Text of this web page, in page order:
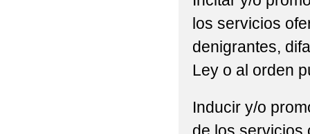
los servicios
denigrantes,
Ley o al orden
Inducir y/o